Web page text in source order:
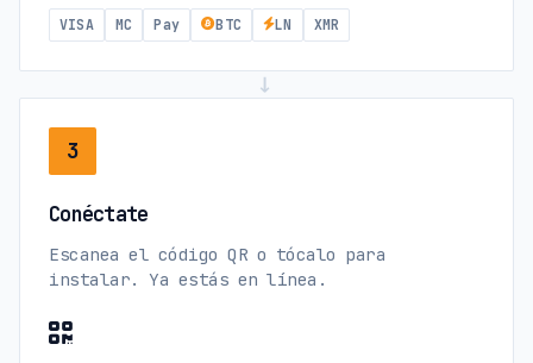
VISA MC Pay BTC LN XMR
→
3
Conéctate
Escanea el código QR o tócalo para
instalar. Ya estás en línea.